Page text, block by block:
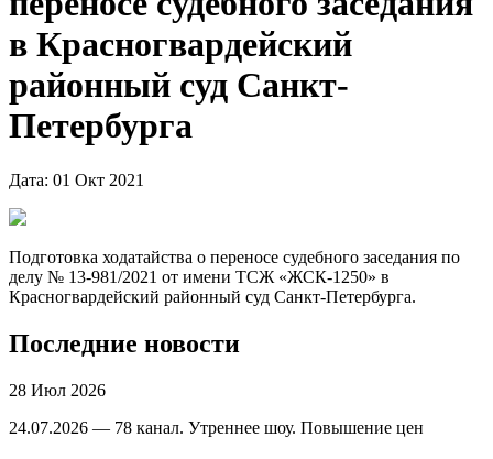
в Красногвардейский
районный суд Санкт-
Петербурга
Дата: 01 Окт 2021
Подготовка ходатайства о переносе судебного заседания по
делу № 13-981/2021 от имени ТСЖ «ЖСК-1250» в
Красногвардейский районный суд Санкт-Петербурга.
Последние новости
28 Июл 2026
24.07.2026 — 78 канал. Утреннее шоу. Повышение цен